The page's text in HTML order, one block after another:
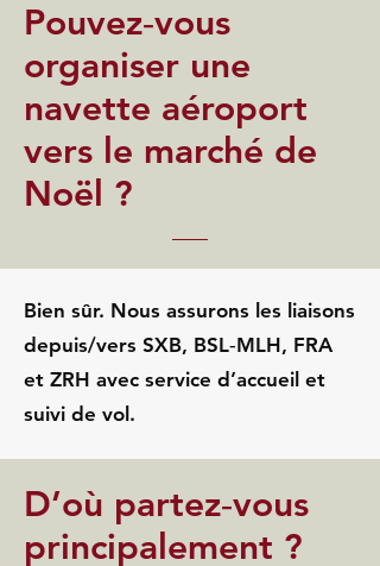
Pouvez‑vous
organiser une
navette aéroport
vers le marché de
Noël ?
Bien sûr. Nous assurons les liaisons
depuis/vers SXB, BSL‑MLH, FRA
et ZRH avec service d’accueil et
suivi de vol.
D’où partez‑vous
principalement ?